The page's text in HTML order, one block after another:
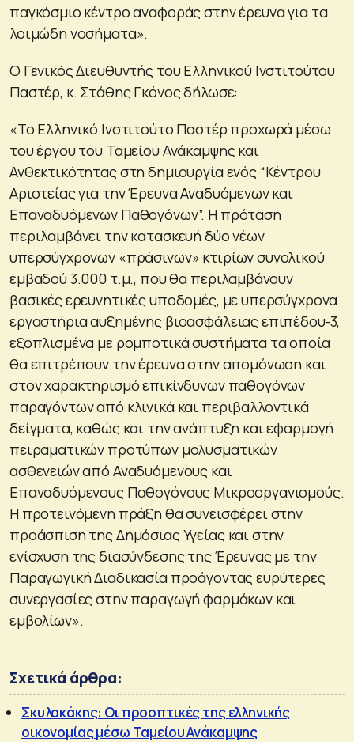
παγκόσμιο κέντρο αναφοράς στην έρευνα για τα
λοιμώδη νοσήματα».
Ο Γενικός Διευθυντής του Ελληνικού Ινστιτούτου
Παστέρ, κ. Στάθης Γκόνος δήλωσε:
«Το Ελληνικό Ινστιτούτο Παστέρ προχωρά μέσω
του έργου του Ταμείου Ανάκαμψης και
Ανθεκτικότητας στη δημιουργία ενός “Κέντρου
Αριστείας για την Έρευνα Αναδυόμενων και
Επαναδυόμενων Παθογόνων”. Η πρόταση
περιλαμβάνει την κατασκευή δύο νέων
υπερσύγχρονων «πράσινων» κτιρίων συνολικού
εμβαδού 3.000 τ.μ., που θα περιλαμβάνουν
βασικές ερευνητικές υποδομές, με υπερσύγχρονα
εργαστήρια αυξημένης βιοασφάλειας επιπέδου-3,
εξοπλισμένα με ρομποτικά συστήματα τα οποία
θα επιτρέπουν την έρευνα στην απομόνωση και
στον χαρακτηρισμό επικίνδυνων παθογόνων
παραγόντων από κλινικά και περιβαλλοντικά
δείγματα, καθώς και την ανάπτυξη και εφαρμογή
πειραματικών προτύπων μολυσματικών
ασθενειών από Αναδυόμενους και
Επαναδυόμενους Παθογόνους Μικροοργανισμούς.
Η προτεινόμενη πράξη θα συνεισφέρει στην
προάσπιση της Δημόσιας Υγείας και στην
ενίσχυση της διασύνδεσης της Έρευνας με την
Παραγωγική Διαδικασία προάγοντας ευρύτερες
συνεργασίες στην παραγωγή φαρμάκων και
εμβολίων».
Σχετικά άρθρα:
Σκυλακάκης: Οι προοπτικές της ελληνικής
οικονομίας μέσω Ταμείου Ανάκαμψης